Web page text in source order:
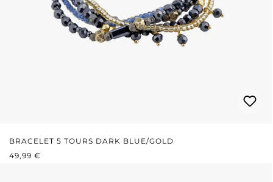
BRACELET 5 TOURS DARK BLUE/GOLD
PRIX RÉGULIER :
49,99 €